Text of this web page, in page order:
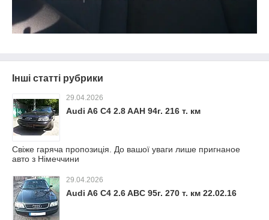
Інші статті рубрики
29.04.2026
Audi A6 C4 2.8 AAH 94г. 216 т. км
Свіже гаряча пропозиція. До вашої уваги лише пригнаное
авто з Німеччини
29.04.2026
Audi A6 C4 2.6 ABC 95г. 270 т. км 22.02.16